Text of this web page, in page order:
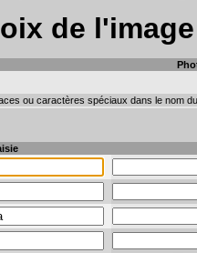
de
ou caractères spéciaux dans le nom